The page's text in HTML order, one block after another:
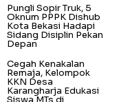
Pungli Sopir Truk, 5
Oknum PPPK Dishub
Kota Bekasi Hadapi
Sidang Disiplin Pekan
Depan
Cegah Kenakalan
Remaja, Kelompok
KKN Desa
Karangharja Edukasi